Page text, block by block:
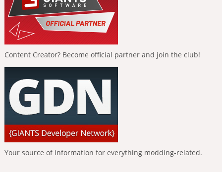
Content Creator? Become official partner and join the club!
Your source of information for everything modding-related.